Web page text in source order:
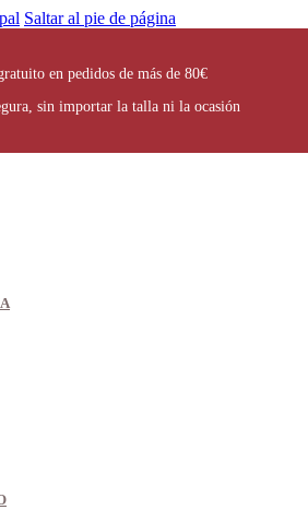
Saltar al pie de página
en pedidos de más de 80€
sin importar la talla ni la ocasión